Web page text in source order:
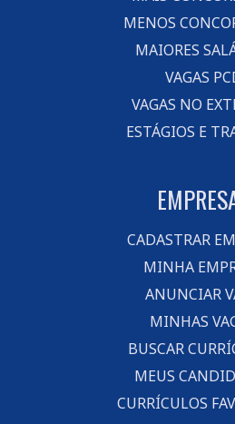
MENOS
MAIORES
VAGAS
VAGAS NO
ESTÁGIOS E
CADASTRAR
MINHA
ANUNCIAR
MINHAS
BUSCAR
MEUS
CURRÍCULOS